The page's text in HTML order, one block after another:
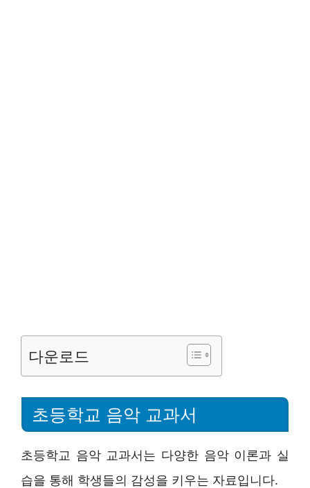
다운로드
초등학교 음악 교과서
초등학교 음악 교과서는 다양한 음악 이론과 실
습을 통해 학생들의 감성을 키우는 자료입니다.